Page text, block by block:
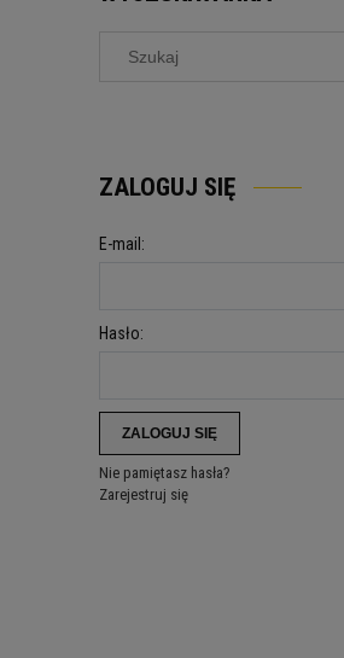
ZALOGUJ SIĘ
E-mail:
Hasło:
ZALOGUJ SIĘ
Nie pamiętasz hasła?
Zarejestruj się